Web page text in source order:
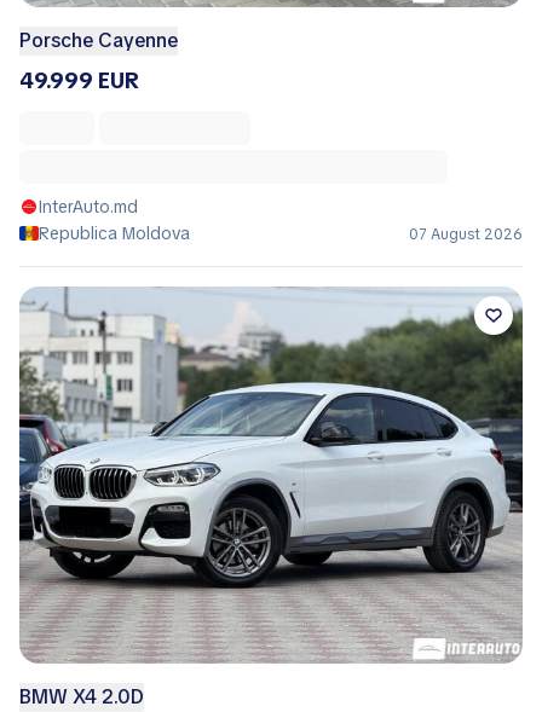
Porsche Cayenne
49.999 EUR
InterAuto.md
Republica Moldova
07 August 2026
BMW X4 2.0D